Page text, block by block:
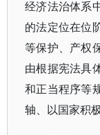
经济法治体系
的法定位在位
等保护、产权
由根据宪法具
和正当程序等
轴、以国家积